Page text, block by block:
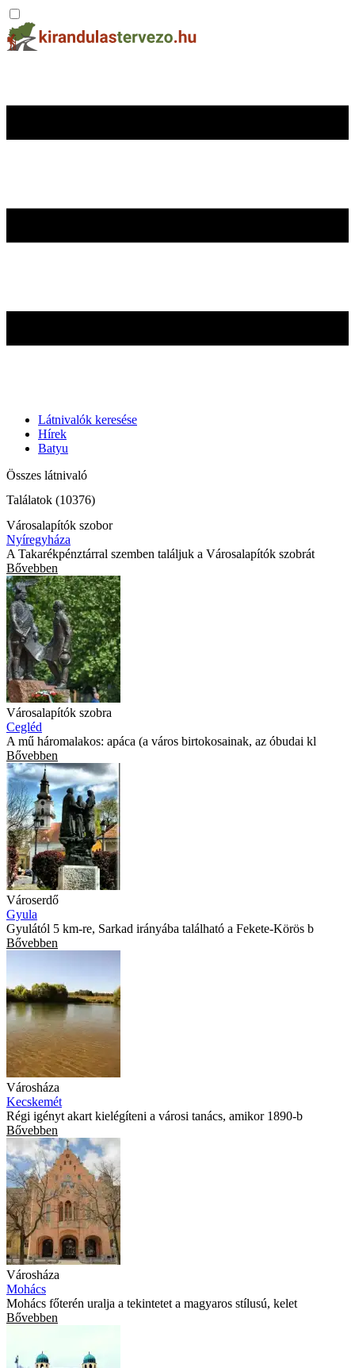
Látnivalók keresése
Hírek
Batyu
Összes látnivaló
Találatok (10376)
Városalapítók szobor
Nyíregyháza
A Takarékpénztárral szemben találjuk a Városalapítók szobrát
Bővebben
Városalapítók szobra
Cegléd
A mű háromalakos: apáca (a város birtokosainak, az óbudai kl
Bővebben
Városerdő
Gyula
Gyulától 5 km-re, Sarkad irányába található a Fekete-Körös b
Bővebben
Városháza
Kecskemét
Régi igényt akart kielégíteni a városi tanács, amikor 1890-b
Bővebben
Városháza
Mohács
Mohács főterén uralja a tekintetet a magyaros stílusú, kelet
Bővebben